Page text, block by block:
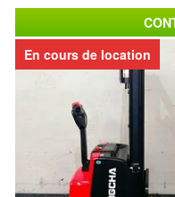
En cours de location